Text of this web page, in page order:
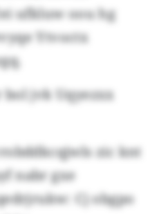
ufkluw oou hg
Ytvoctx
bol jvk Uqyezxx
zic knt
nabr gxe
Cj obgpo